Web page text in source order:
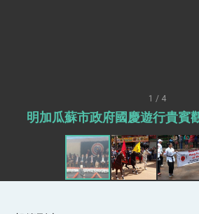
臺美經貿談判獲階段性成果
成「臺美對等貿易協定」簽
卓揆：臺美關稅談判階段性
利戰略地位 全力支持「臺美
外交部與數位發展部攜手合
位實力，達成固邦榮邦目標
1 / 4
明加瓜蘇市政府國慶遊行貴賓